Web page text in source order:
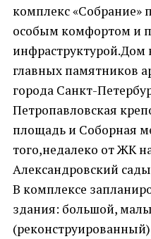
комплекс «Собрание»
особым комфортом и
инфраструктурой.Дом
главных памятников
города Санкт-
Петропавловская
площадь и Соборная
того,недалеко от ЖК
Александровский
В комплексе
здания: большой,